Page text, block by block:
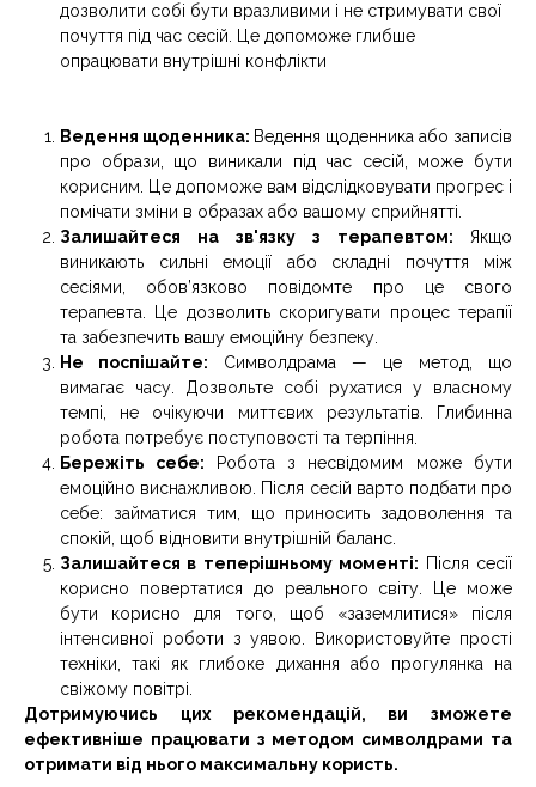
дозволити собі бути вразливими і не стримувати свої
почуття під час сесій. Це допоможе глибше
опрацювати внутрішні конфлікти
Ведення щоденника: Ведення щоденника або записів
про образи, що виникали під час сесій, може бути
корисним. Це допоможе вам відслідковувати прогрес і
помічати зміни в образах або вашому сприйнятті.
Залишайтеся на зв'язку з терапевтом: Якщо
виникають сильні емоції або складні почуття між
сесіями, обов’язково повідомте про це свого
терапевта. Це дозволить скоригувати процес терапії
та забезпечить вашу емоційну безпеку.
Не поспішайте: Символдрама — це метод, що
вимагає часу. Дозвольте собі рухатися у власному
темпі, не очікуючи миттєвих результатів. Глибинна
робота потребує поступовості та терпіння.
Бережіть себе:
Робота з несвідомим може бути
емоційно виснажливою. Після сесій варто подбати про
себе: займатися тим, що приносить задоволення та
спокій, щоб відновити внутрішній баланс.
Залишайтеся в теперішньому моменті: Після сесії
корисно повертатися до реального світу. Це може
бути корисно для того, щоб «заземлитися» після
інтенсивної роботи з уявою. Використовуйте прості
техніки, такі як глибоке дихання або прогулянка на
свіжому повітрі.
Дотримуючись цих рекомендацій, ви зможете
ефективніше працювати з методом символдрами та
отримати від нього максимальну користь.